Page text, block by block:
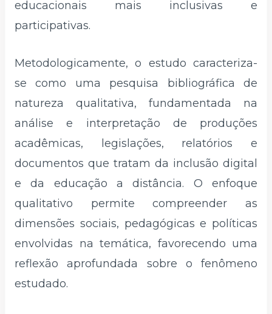
educacionais mais inclusivas e
participativas.
Metodologicamente, o estudo caracteriza-
se como uma pesquisa bibliográfica de
natureza qualitativa, fundamentada na
análise e interpretação de produções
acadêmicas, legislações, relatórios e
documentos que tratam da inclusão digital
e da educação a distância. O enfoque
qualitativo permite compreender as
dimensões sociais, pedagógicas e políticas
envolvidas na temática, favorecendo uma
reflexão aprofundada sobre o fenômeno
estudado.